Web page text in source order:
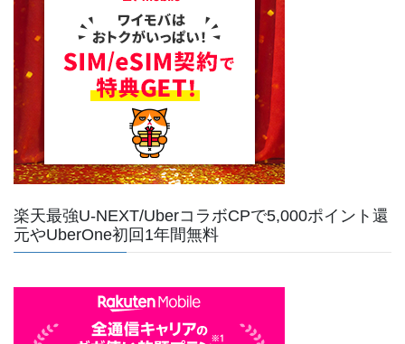
楽天最強U-NEXT/UberコラボCPで5,000ポイント還
元やUberOne初回1年間無料